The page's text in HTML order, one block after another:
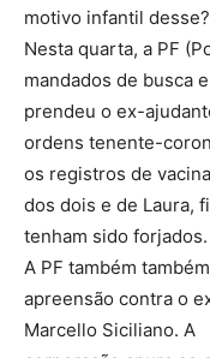
motivo infantil
Nesta quarta, a PF
mandados de busca
prendeu o ex-
ordens tenente-
os registros de
dos dois e de Laura,
tenham sido forjados.
A PF também
apreensão contra o
Marcello Siciliano. A